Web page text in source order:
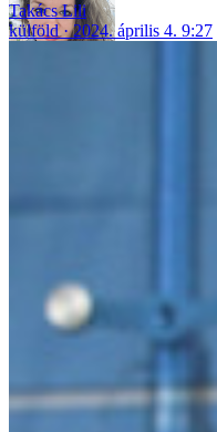
Takács Lili
külföld
2024. április 4. 9:27